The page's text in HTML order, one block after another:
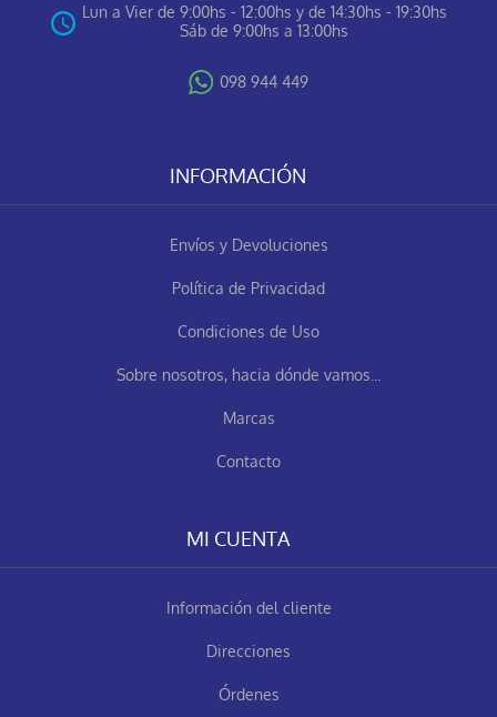
Lun a Vier de 9:00hs - 12:00hs y de 14:30hs - 19:30hs
Sáb de 9:00hs a 13:00hs
098 944 449
INFORMACIÓN
Envíos y Devoluciones
Política de Privacidad
Condiciones de Uso
Sobre nosotros, hacia dónde vamos...
Marcas
Contacto
MI CUENTA
Información del cliente
Direcciones
Órdenes